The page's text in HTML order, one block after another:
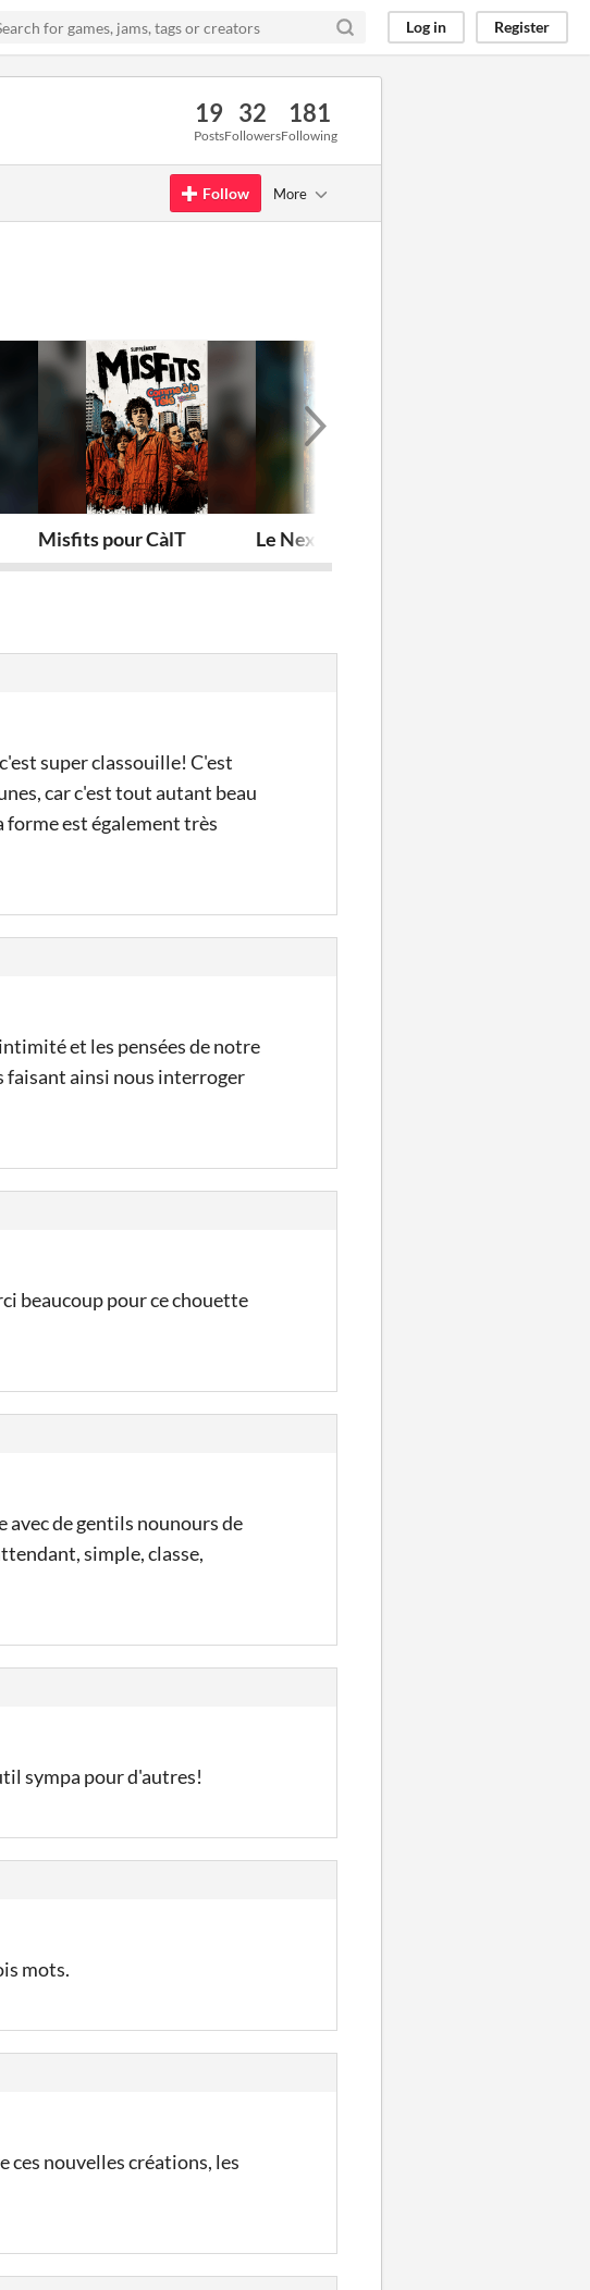
Log in Register
19
Posts
32
Followers
181
Following
Follow More
Misfits pour CàlT Le Nexus des éléments infinis
super classouille! C'est
car c'est tout autant beau
forme est également très
et les pensées de notre
faisant ainsi nous interroger
beaucoup pour ce chouette
de gentils nounours de
simple, classe,
sympa pour d'autres!
mots.
nouvelles créations, les